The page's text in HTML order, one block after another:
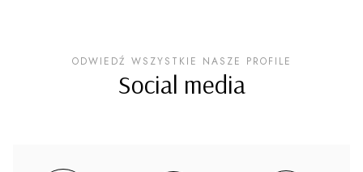
ODWIEDŹ WSZYSTKIE NASZE PROFILE
Social media